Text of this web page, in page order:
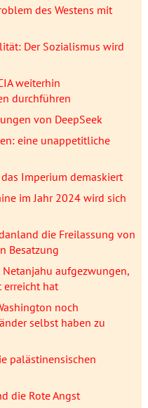
des Westens mit
Der Sozialismus wird
weiterhin
durchführen
von DeepSeek
eine unappetitliche
Imperium demaskiert
im Jahr 2024 wird sich
die Freilassung von
Besatzung
aufgezwungen,
erreicht hat
noch
selbst haben zu
palästinensischen
die Rote Angst